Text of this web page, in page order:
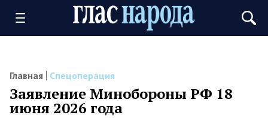
Главная Спецоперация
Заявление Минобороны РФ 18
июня 2026 года